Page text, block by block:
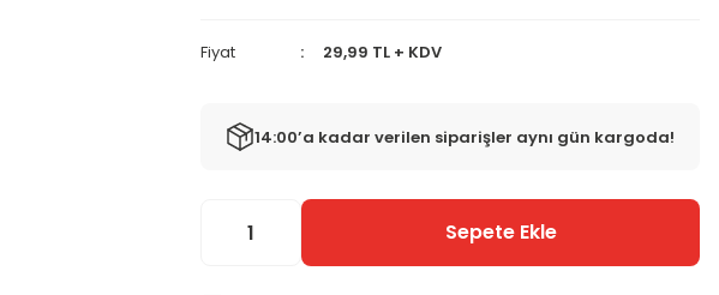
Fiyat 29,99 TL + KDV
14:00’a kadar verilen siparişler aynı gün kargoda!
Sepete Ekle